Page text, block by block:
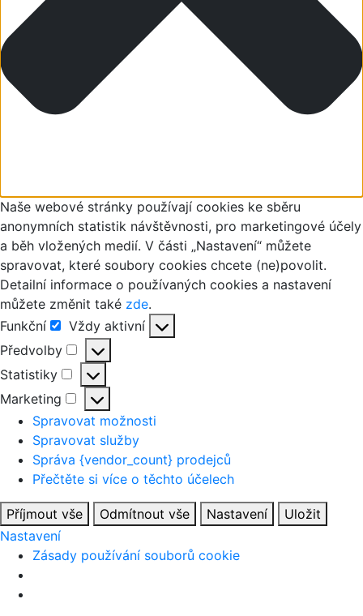
Naše webové stránky používají cookies ke sběru
anonymních statistik návštěvnosti, pro marketingové účely
a běh vložených medií. V části „Nastavení“ můžete
spravovat, které soubory cookies chcete (ne)povolit.
Detailní informace o používaných cookies a nastavení
můžete změnit také zde.
Funkční
Funkční
Vždy aktivní
Předvolby
Předvolby
Statistiky
Statistiky
Marketing
Marketing
Spravovat možnosti
Spravovat služby
Správa {vendor_count} prodejců
Přečtěte si více o těchto účelech
Příjmout vše Odmítnout vše Nastavení
Uložit
Nastavení
Zásady používání souborů cookie